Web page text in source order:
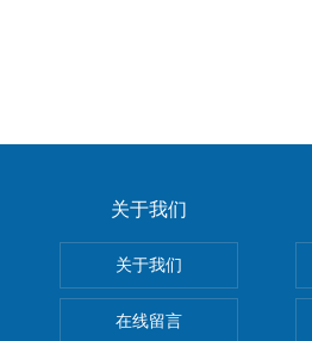
关于我们
关于我们
在线留言